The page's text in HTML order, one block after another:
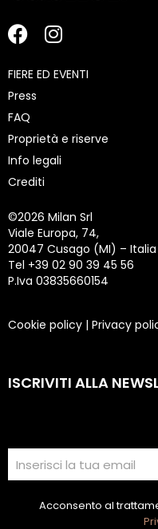
FIERE ED EVENTI
Press
FAQ
Proprietà e riserve
Info legali
Crediti
©2026 Milan Srl
Viale Europa, 74,
20047 Cusago (MI) – Italia
Tel +39 02 90 39 45 56
P.Iva 03835660154
Cookie policy | Privacy
ISCRIVITI ALLA
Acconsento al